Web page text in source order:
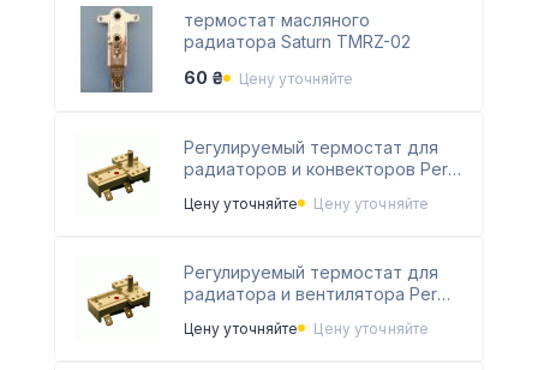
термостат масляного
радиатора Saturn TMRZ-02
60 ₴
Цену уточняйте
Регулируемый термостат для
радиаторов и конвекторов Per
универсальный 816PE08
Цену уточняйте Цену уточняйте
Регулируемый термостат для
радиатора и вентилятора Per
универсальный 816PE09
Цену уточняйте Цену уточняйте